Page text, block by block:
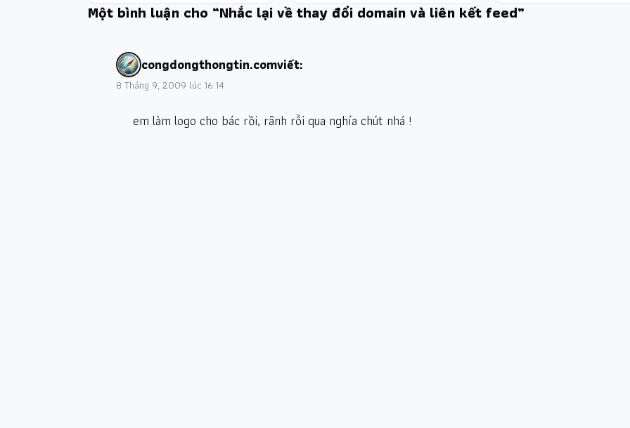
Một bình luận cho “Nhắc lại về thay đổi domain và liên kết feed”
congdongthongtin.comviết:
8 Tháng 9, 2009 lúc 16:14
em làm logo cho bác rồi, rãnh rỗi qua nghía chút nhá !